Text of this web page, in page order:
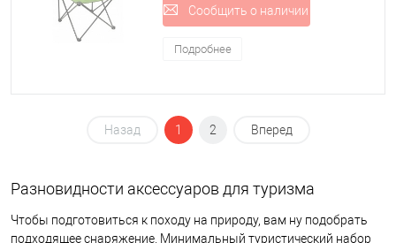
Сообщить о наличии
Подробнее
Назад 1 2 Вперед
Разновидности аксессуаров для туризма
Чтобы подготовиться к походу на природу, вам ну подобрать
подходящее снаряжение. Минимальный туристический набор